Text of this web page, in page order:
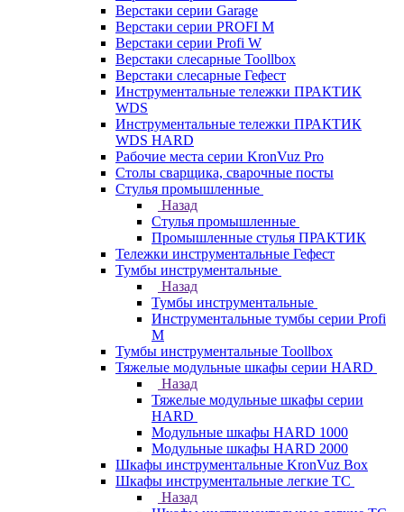
Верстаки серии Garage
Верстаки серии PROFI M
Верстаки серии Profi W
Верстаки слесарные Toollbox
Верстаки слесарные Гефест
Инструментальные тележки ПРАКТИК
WDS
Инструментальные тележки ПРАКТИК
WDS HARD
Рабочие места серии KronVuz Pro
Столы сварщика, сварочные посты
Стулья промышленные
Назад
Стулья промышленные
Промышленные стулья ПРАКТИК
Тележки инструментальные Гефест
Тумбы инструментальные
Назад
Тумбы инструментальные
Инструментальные тумбы серии Profi
M
Тумбы инструментальные Toollbox
Тяжелые модульные шкафы серии HARD
Назад
Тяжелые модульные шкафы серии
HARD
Модульные шкафы HARD 1000
Модульные шкафы HARD 2000
Шкафы инструментальные KronVuz Box
Шкафы инструментальные легкие ТС
Назад